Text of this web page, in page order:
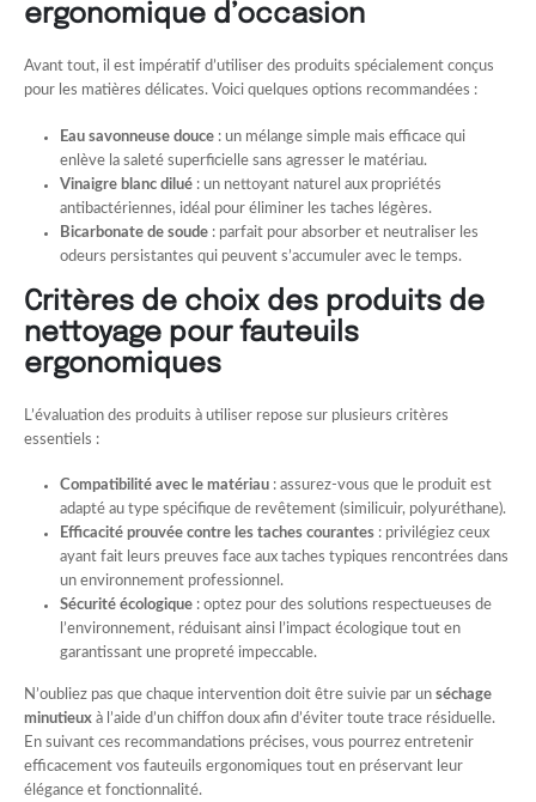
ergonomique d’occasion
Avant tout, il est impératif d’utiliser des produits spécialement conçus
pour les matières délicates. Voici quelques options recommandées :
Eau savonneuse douce: un mélange simple mais efficace qui
enlève la saleté superficielle sans agresser le matériau.
Vinaigre blanc dilué: un nettoyant naturel aux propriétés
antibactériennes, idéal pour éliminer les taches légères.
Bicarbonate de soude: parfait pour absorber et neutraliser les
odeurs persistantes qui peuvent s’accumuler avec le temps.
Critères de choix des produits de
nettoyage pour fauteuils
ergonomiques
L’évaluation des produits à utiliser repose sur plusieurs critères
essentiels :
Compatibilité avec le matériau: assurez-vous que le produit est
adapté au type spécifique de revêtement (similicuir, polyuréthane).
Efficacité prouvée contre les taches courantes: privilégiez ceux
ayant fait leurs preuves face aux taches typiques rencontrées dans
un environnement professionnel.
Sécurité écologique: optez pour des solutions respectueuses de
l’environnement, réduisant ainsi l’impact écologique tout en
garantissant une propreté impeccable.
N’oubliez pas que chaque intervention doit être suivie par un séchage
minutieux à l’aide d’un chiffon doux afin d’éviter toute trace résiduelle.
En suivant ces recommandations précises, vous pourrez entretenir
efficacement vos fauteuils ergonomiques tout en préservant leur
élégance et fonctionnalité.